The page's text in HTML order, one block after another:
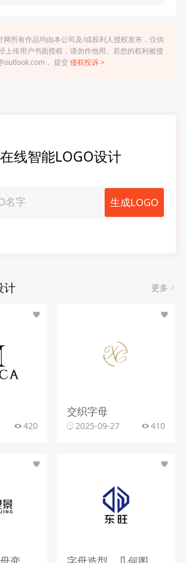
网所有作品均由本公司及/或权利人授权发布，仅供
上传用户书面授权，请勿作他用。若您的权利被侵
， 提交 侵权投诉 >
在线智能LOGO设计
生成LOGO
计 更多
420
交织字母
2025-09-27 410